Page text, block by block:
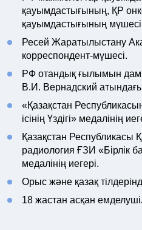
қауымдастығының, ҚР
қауымдастығының
Ресей Жаратылыстану
корреспондент-мүшесі.
РФ отандық ғылымын
В.И. Вернадский
«Қазақстан
ісінің Үздігі» медалінің
Қазақстан Республикасы
радиология ҒЗИ «Бірлік
медалінің иегері.
Орыс және қазақ
18 жастан асқан